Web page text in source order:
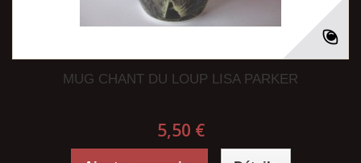
MUG CHANT DU LOUP LISA PARKER
5,50 €